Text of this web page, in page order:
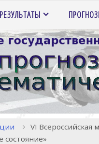
РЕЗУЛЬТАТЫ
VI
состояние»